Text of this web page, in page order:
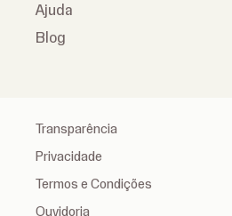
Ajuda
Blog
Transparência
Privacidade
Termos e Condições
Ouvidoria